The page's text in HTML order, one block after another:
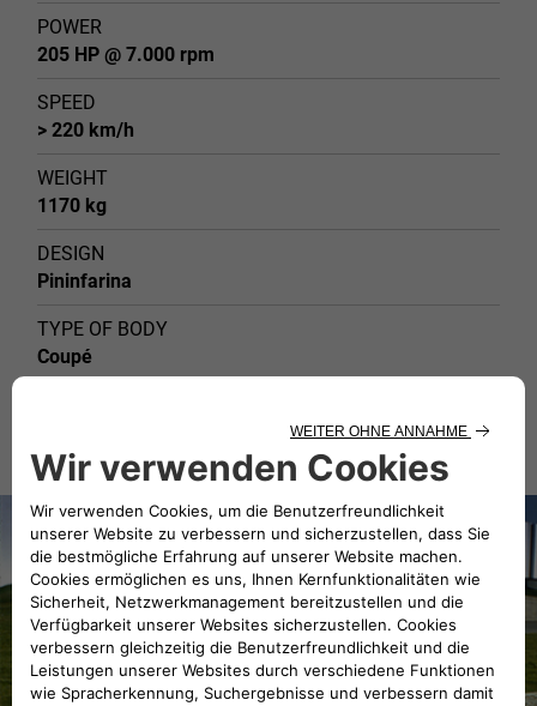
POWER
205 HP @ 7.000 rpm
SPEED
> 220 km/h
WEIGHT
1170 kg
DESIGN
Pininfarina
TYPE OF BODY
Coupé